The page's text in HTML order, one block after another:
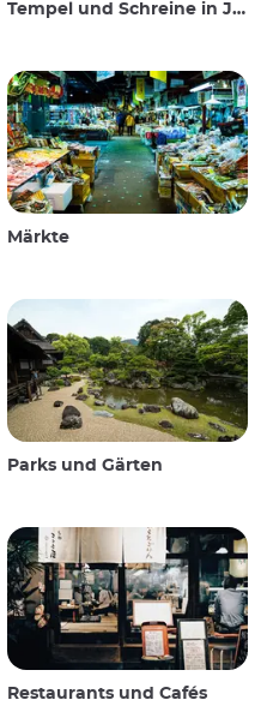
Tempel und Schreine in Japan
Märkte
Parks und Gärten
Restaurants und Cafés